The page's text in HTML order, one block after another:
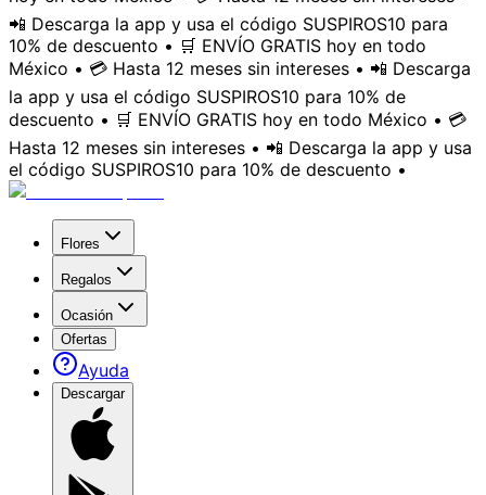
📲 Descarga la app y usa el código SUSPIROS10 para
10% de descuento • 🛒 ENVÍO GRATIS hoy en todo
México • 💳 Hasta 12 meses sin intereses • 📲 Descarga
la app y usa el código SUSPIROS10 para 10% de
descuento • 🛒 ENVÍO GRATIS hoy en todo México • 💳
Hasta 12 meses sin intereses • 📲 Descarga la app y usa
el código SUSPIROS10 para 10% de descuento •
Flores
Regalos
Ocasión
Ofertas
Ayuda
Descargar